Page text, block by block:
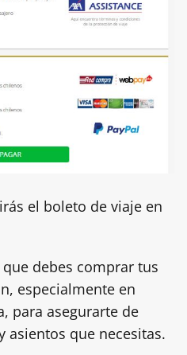
el boleto de viaje en
debes comprar tus
especialmente en
para asegurarte de
asientos que necesitas.